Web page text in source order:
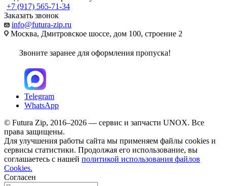
+7 (917) 565-71-34
Заказать звонок
info@futura-zip.ru
Москва, Дмитровское шоссе, дом 100, строение 2
Звоните заранее для оформления пропуска!
Telegram
WhatsApp
© Futura Zip, 2016–2026 — сервис и запчасти UNOX. Все
права защищены.
Для улучшения работы сайта мы применяем файлы cookies и
сервисы статистики. Продолжая его использование, вы
соглашаетесь с нашей политикой использования файлов
Cookies.
Согласен